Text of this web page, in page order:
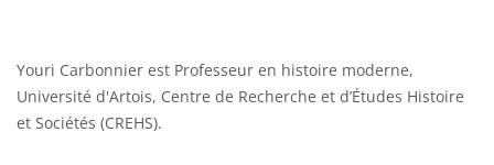
Youri Carbonnier est Professeur en histoire moderne,
Université d'Artois, Centre de Recherche et d’Études Histoire
et Sociétés (CREHS).